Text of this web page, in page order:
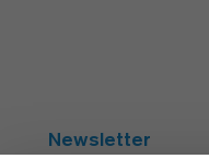
Newsletter